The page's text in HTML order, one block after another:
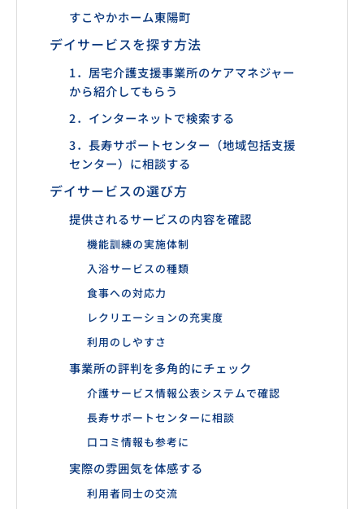
すこやかホーム東陽町
デイサービスを探す方法
1．居宅介護支援事業所のケアマネジャー
から紹介してもらう
2．インターネットで検索する
3．長寿サポートセンター（地域包括支援
センター）に相談する
デイサービスの選び方
提供されるサービスの内容を確認
機能訓練の実施体制
入浴サービスの種類
食事への対応力
レクリエーションの充実度
利用のしやすさ
事業所の評判を多角的にチェック
介護サービス情報公表システムで確認
長寿サポートセンターに相談
口コミ情報も参考に
実際の雰囲気を体感する
利用者同士の交流